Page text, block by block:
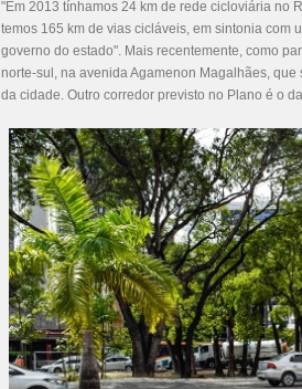
"Em 2013 tínhamos 24 km de rede cicloviária no
temos 165 km de vias cicláveis, em sintonia com
governo do estado". Mais recentemente, como
norte-sul, na avenida Agamenon Magalhães,
da cidade. Outro corredor previsto no Plano é o